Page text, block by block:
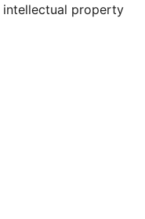
intellectual property